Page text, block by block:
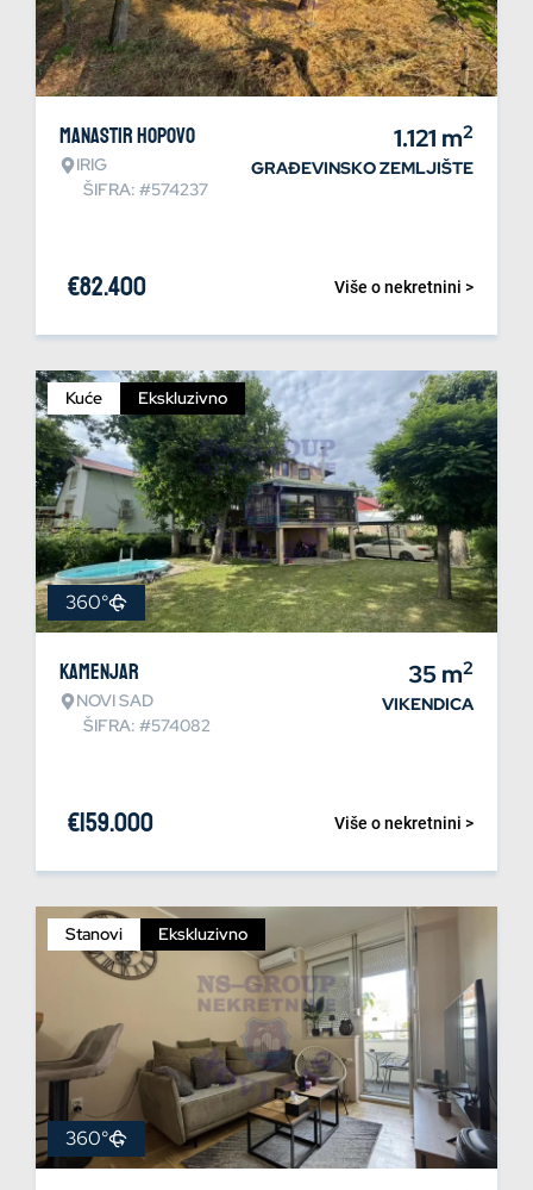
Manastir Hopovo
IRIG
ŠIFRA: #574237
1.121 m2
GRAĐEVINSKO ZEMLJIŠTE
Više o nekretnini >
€82.400
Kuće Ekskluzivno
360°
Kamenjar
NOVI SAD
ŠIFRA: #574082
35m2
VIKENDICA
Više o nekretnini >
€159.000
Stanovi Ekskluzivno
360°